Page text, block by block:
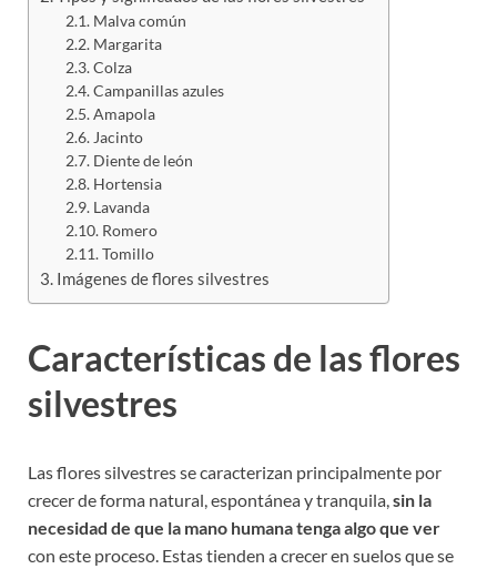
Malva común
Margarita
Colza
Campanillas azules
Amapola
Jacinto
Diente de león
Hortensia
Lavanda
Romero
Tomillo
Imágenes de flores silvestres
Características de las flores
silvestres
Las flores silvestres se caracterizan principalmente por
crecer de forma natural, espontánea y tranquila,sin la
necesidad de que la mano humana tenga algo que ver
con este proceso. Estas tienden a crecer en suelos que se